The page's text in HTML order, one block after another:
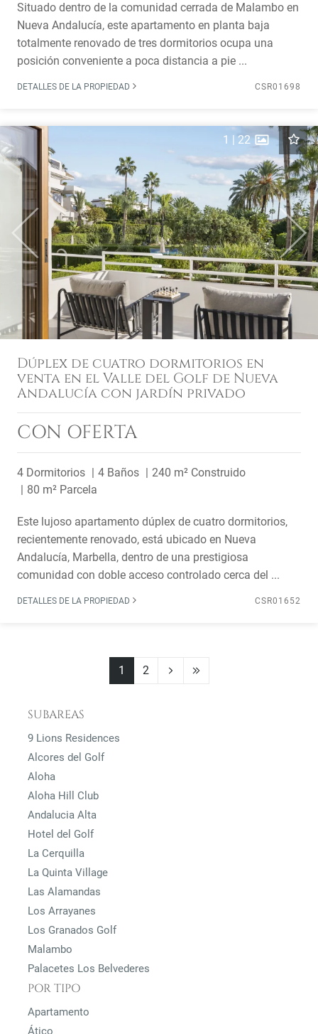
Situado dentro de la comunidad cerrada de Malambo en
Nueva Andalucía, este apartamento en planta baja
totalmente renovado de tres dormitorios ocupa una
posición conveniente a poca distancia a pie ...
DETALLES DE LA PROPIEDAD CSR01698
Previous Next
1 | 22
Dúplex de cuatro dormitorios en
venta en el Valle del Golf de Nueva
Andalucía con jardín privado
CON OFERTA
4 Dormitorios 4 Baños
240 m² Construido
80 m² Parcela
Este lujoso apartamento dúplex de cuatro dormitorios,
recientemente renovado, está ubicado en Nueva
Andalucía, Marbella, dentro de una prestigiosa
comunidad con doble acceso controlado cerca del ...
DETALLES DE LA PROPIEDAD CSR01652
1 2
SUBAREAS
9 Lions Residences
Alcores del Golf
Aloha
Aloha Hill Club
Andalucia Alta
Hotel del Golf
La Cerquilla
La Quinta Village
Las Alamandas
Los Arrayanes
Los Granados Golf
Malambo
Palacetes Los Belvederes
POR TIPO
Apartamento
Ático